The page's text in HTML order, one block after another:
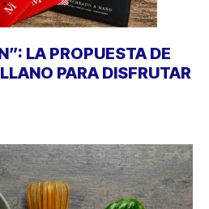
LA PROPUESTA DE
PARA DISFRUTAR